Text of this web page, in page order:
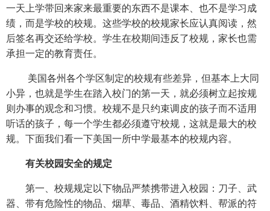
一天上学带回来家来最重要的东西不是课本、也不是学习成
绩，而是学校的校规。这些学校的校规家长应认真阅读，然
后签名再交还给学校。学生在校期间违反了校规，家长也需
承担一定的教育责任。
美国各州各个学区制定的校规有些差异，但基本上大同
小异，也就是学生在踏入校门的第一天，就必须树立起按规
则办事的观念和习惯。校规不是只约束调皮的孩子而不适用
听话的孩子，每一个学生都必须遵守校规，这就是最大的校
规。下面我们看一下美国一所中学最基本的校规内容。
有关校园安全的规定
第一、校规规定以下物品严禁携带进入校园：刀子、武
器、带有危险性的物品、烟草、毒品、酒精饮料、帮派的符